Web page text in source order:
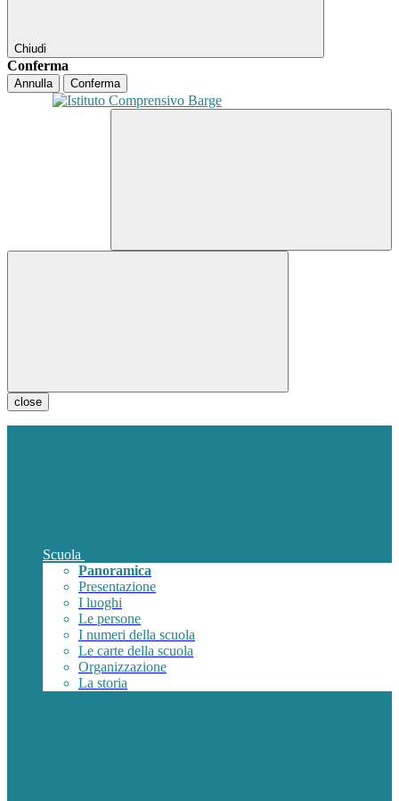
Chiudi
Conferma
Annulla Conferma
close
Scuola
Panoramica
Presentazione
I luoghi
Le persone
I numeri della scuola
Le carte della scuola
Organizzazione
La storia